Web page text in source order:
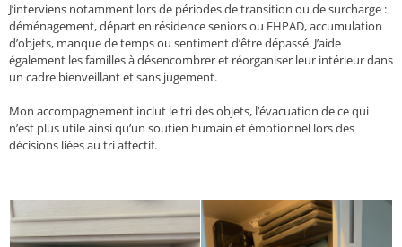
J’interviens notamment lors de périodes de transition ou de surcharge :
déménagement, départ en résidence seniors ou EHPAD, accumulation
d’objets, manque de temps ou sentiment d’être dépassé. J’aide
également les familles à désencombrer et réorganiser leur intérieur dans
un cadre bienveillant et sans jugement.
Mon accompagnement inclut le tri des objets, l’évacuation de ce qui
n’est plus utile ainsi qu’un soutien humain et émotionnel lors des
décisions liées au tri affectif.